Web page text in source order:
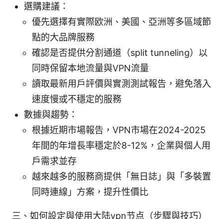
選購建議：
優先選擇有實際欧洲、美國、亞洲等多區域節
點的大品牌服務
確認是否提供分割通道（split tunneling）以
同時保留本地流量與VPN流量
讀取最新用戶評價與實測測試報告，避免落入
速度慢或不穩定的服務
數據與趨勢：
根據近期市場報告，VPN市場在2024-2025
年間的年增長率穩定於8-12%，企業與個人用
戶需求並存
越來越多的服務商提供「無日誌」與「多裝置
同時連線」方案，提升性價比
三、如何設定與使用大陆vpn节点（步驟與技巧）